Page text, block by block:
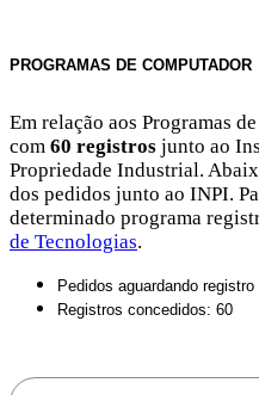
PROGRAMAS DE COMPUTADOR
Em relação aos Programas
com 60 registros junto ao
Propriedade Industrial.
dos pedidos junto ao INPI.
determinado programa
de Tecnologias.
Pedidos aguardando
Registros concedidos: 60